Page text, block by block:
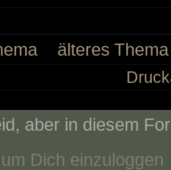
älteres Thema
aber in diesem
Dich einzuloggen